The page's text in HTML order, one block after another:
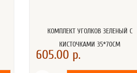
КОМПЛЕКТ УГОЛКОВ ЗЕЛЕНЫЙ С
КИСТОЧКАМИ 35*70СМ
605.00 р.